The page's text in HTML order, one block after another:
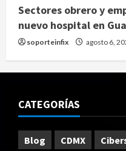
Sectores obrero y
nuevo hospital en
soporteinfix agosto 6,
CATEGORÍAS
Blog CDMX